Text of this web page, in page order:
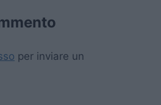
per inviare un